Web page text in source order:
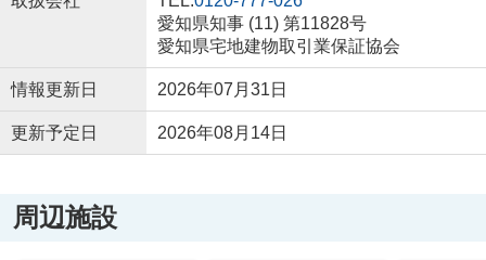
愛知県知事 (11) 第11828号
愛知県宅地建物取引業保証協会
情報更新日 2026年07月31日
更新予定日 2026年08月14日
周辺施設